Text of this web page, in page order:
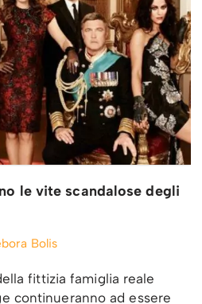
le vite scandalose degli
Bolis
fittizia famiglia reale
continueranno ad essere